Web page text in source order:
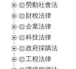
勞動社會法
財稅法律
企業法律
科技法律
政府採購法
工程法律